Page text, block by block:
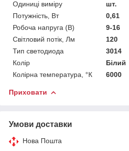
Одиниці виміру
шт.
Потужність, Вт
0,61
Робоча напруга (В)
9-16
Світловий потік, Лм
120
Тип светодиода
3014
Колір
Білий
Колірна температура, °К
6000
Приховати
Умови доставки
Нова Пошта